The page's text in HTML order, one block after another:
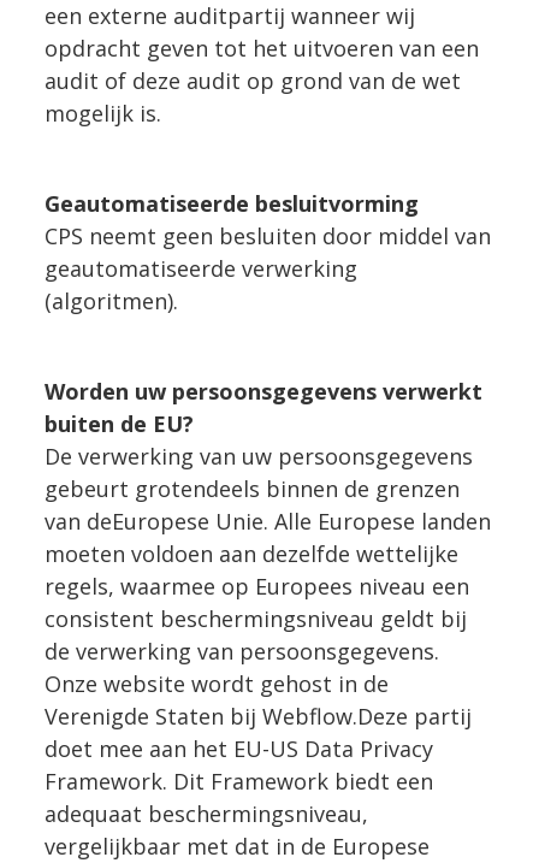
een externe auditpartij wanneer wij
opdracht geven tot het uitvoeren van een
audit of deze audit op grond van de wet
mogelijk is.
Geautomatiseerde besluitvorming
CPS neemt geen besluiten door middel van
geautomatiseerde verwerking
(algoritmen).
Worden uw persoonsgegevens verwerkt
buiten de EU?
De verwerking van uw persoonsgegevens
gebeurt grotendeels binnen de grenzen
van deEuropese Unie. Alle Europese landen
moeten voldoen aan dezelfde wettelijke
regels, waarmee op Europees niveau een
consistent beschermingsniveau geldt bij
de verwerking van persoonsgegevens.
Onze website wordt gehost in de
Verenigde Staten bij Webflow.Deze partij
doet mee aan het EU-US Data Privacy
Framework. Dit Framework biedt een
adequaat beschermingsniveau,
vergelijkbaar met dat in de Europese